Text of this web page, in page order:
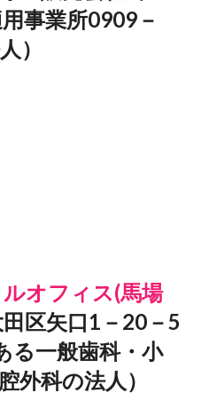
事業所0909－
）
オフィス(馬場
田区矢口1－20－5
る一般歯科・小
外科の法人）